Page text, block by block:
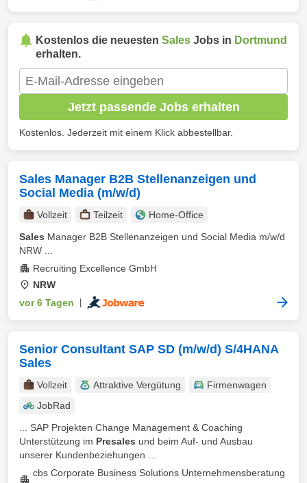
Kostenlos die neuesten Sales Jobs in Dortmund
erhalten.
Jetzt passende Jobs erhalten
Kostenlos. Jederzeit mit einem Klick abbestellbar.
Sales Manager B2B Stellenanzeigen und
Social Media (m/w/d)
Vollzeit Teilzeit
Home-Office
Sales Manager B2B Stellenanzeigen und Social Media m/w/d
NRW ...
Recruiting Excellence GmbH
NRW
vor 6 Tagen
Senior Consultant SAP SD (m/w/d) S/4HANA
Sales
Vollzeit Attraktive Vergütung
Firmenwagen
JobRad
... SAP Projekten Change Management & Coaching
Unterstützung im Presales und beim Auf- und Ausbau
unserer Kundenbeziehungen ...
cbs Corporate Business Solutions Unternehmensberatung